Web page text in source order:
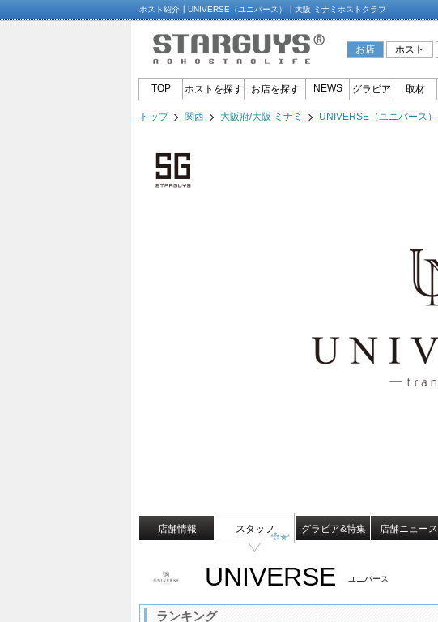
ホスト紹介┃UNIVERSE（ユニバース）┃大阪 ミナミホストクラブ
お店 ホスト
TOP ホストを探す お店を探す NEWS グラビア 取材
トップ 関西 大阪府/大阪 ミナミ UNIVERSE（ユニバース）
店舗情報 スタッフ グラビア&特集 店舗ニュース
UNIVERSE ユニバース
ランキング